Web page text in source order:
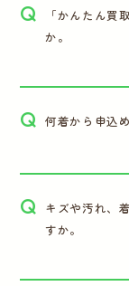
Q
「かんたん買
か。
Q 何着から申込
Q キズや汚れ、
すか。